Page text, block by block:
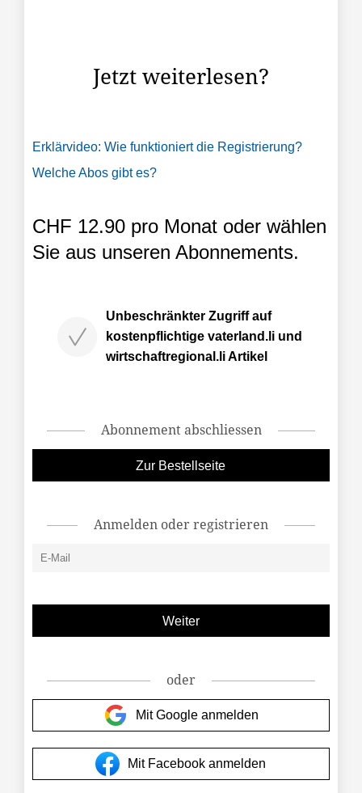
Jetzt weiterlesen?
Erklärvideo: Wie funktioniert die Registrierung?
Welche Abos gibt es?
CHF 12.90 pro Monat oder wählen
Sie aus unseren Abonnements.
Unbeschränkter Zugriff auf
kostenpflichtige vaterland.li und
wirtschaftregional.li Artikel
Abonnement abschliessen
Zur Bestellseite
Anmelden oder registrieren
oder
Mit Google anmelden
Mit Facebook anmelden